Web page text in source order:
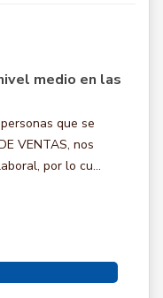
medio en las
que se
VENTAS, nos
por lo cu...